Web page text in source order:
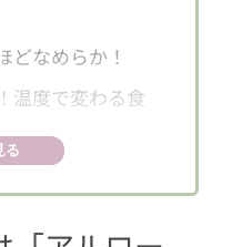
どなめらか！
温度で変わる食
？
る